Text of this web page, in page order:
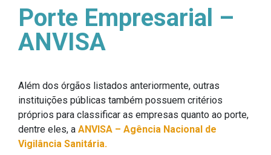
Porte Empresarial –
ANVISA
Além dos órgãos listados anteriormente, outras
instituições públicas também possuem critérios
próprios para classificar as empresas quanto ao porte,
dentre eles, a ANVISA – Agência Nacional de
Vigilância Sanitária.